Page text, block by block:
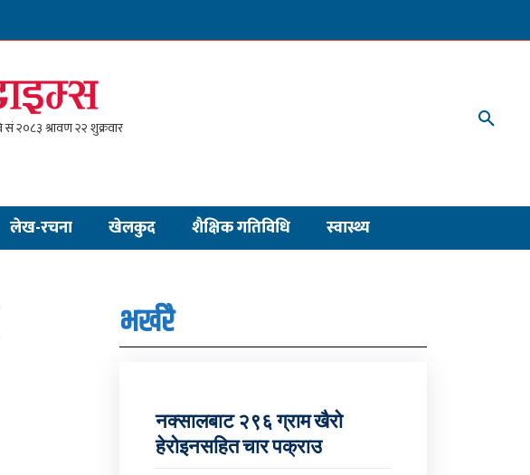
लेख-रचना खेलकुद शैक्षिक गतिविधि स्वास्थ्य
भर्खरै
नक्सालबाट २९६ ग्राम खैरो
हेरोइनसहित चार पक्राउ